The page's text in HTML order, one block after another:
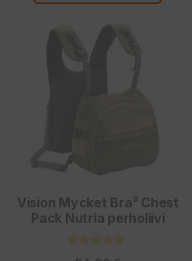
Vision Mycket Bra² Chest
Pack Nutria perholiivi